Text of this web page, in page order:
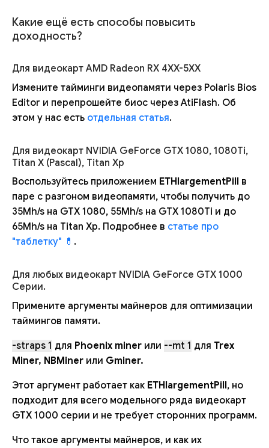
Какие ещё есть способы повысить
доходность?
Для видеокарт AMD Radeon RX 4XX-5XX
Измените тайминги видеопамяти через Polaris Bios
Editor и перепрошейте биос через AtiFlash. Об
этом у нас есть отдельная статья.
Для видеокарт NVIDIA GeForce GTX 1080, 1080Ti,
Titan X (Pascal), Titan Xp
Воспользуйтесь приложением ETHlargementPill в
паре с разгоном видеопамяти, чтобы получить до
35Mh/s на GTX 1080, 55Mh/s на GTX 1080Ti и до
65Mh/s на Titan Xp. Подробнее в статье про
"таблетку" 💊 .
Для любых видеокарт NVIDIA GeForce GTX 1000
Серии.
Примените аргументы майнеров для оптимизации
таймингов памяти.
-straps 1 для Phoenix miner или --mt 1 для Trex
Miner, NBMiner или Gminer.
Этот аргумент работает как ETHlargementPill, но
подходит для всего модельного ряда видеокарт
GTX 1000 серии и не требует сторонних программ.
Что такое аргументы майнеров, и как их